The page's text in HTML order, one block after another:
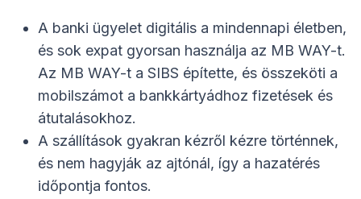
A banki ügyelet digitális a mindennapi életben,
és sok expat gyorsan használja az MB WAY-t.
Az MB WAY-t a SIBS építette, és összeköti a
mobilszámot a bankkártyádhoz fizetések és
átutalásokhoz.
A szállítások gyakran kézről kézre történnek,
és nem hagyják az ajtónál, így a hazatérés
időpontja fontos.